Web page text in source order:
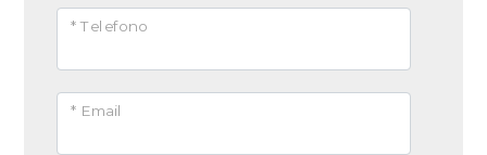
* Telefono
* Email